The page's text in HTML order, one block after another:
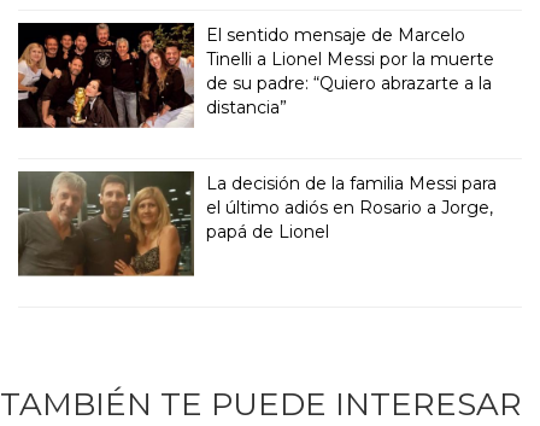
El sentido mensaje de Marcelo
Tinelli a Lionel Messi por la muerte
de su padre: “Quiero abrazarte a la
distancia”
La decisión de la familia Messi para
el último adiós en Rosario a Jorge,
papá de Lionel
TAMBIÉN TE PUEDE INTERESAR